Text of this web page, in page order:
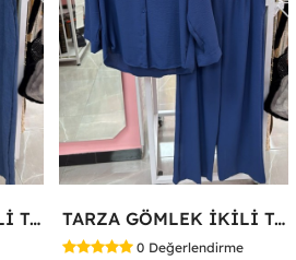
TARZA GÖMLEK İKİLİ TAKIM KOT KUMAŞ Mavi TARZA GÖMLEK İKİLİ TAKIM Lacivert
0 Değerlendirme